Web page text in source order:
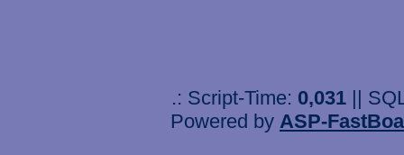
.: Script-Time: 0,031 ||
Powered by ASP-